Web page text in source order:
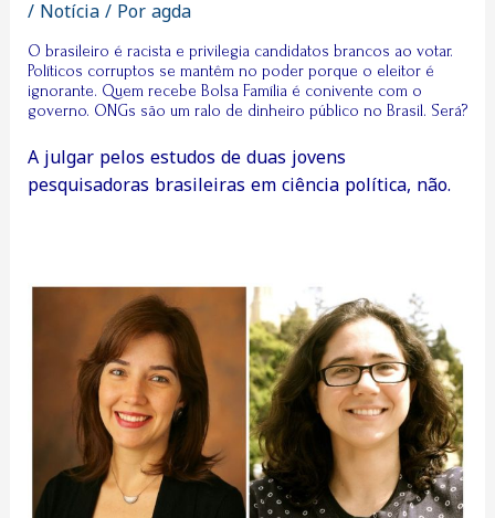
/Notícia/ Poragda
O brasileiro é racista e privilegia candidatos brancos ao votar.
Políticos corruptos se mantêm no poder porque o eleitor é
ignorante. Quem recebe Bolsa Família é conivente com o
governo. ONGs são um ralo de dinheiro público no Brasil. Será?
A julgar pelos estudos de duas jovens
pesquisadoras brasileiras em ciência política, não.